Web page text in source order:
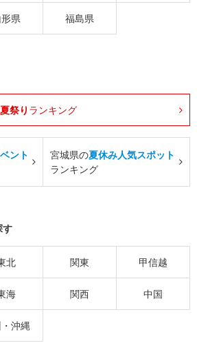
県 福島県
祭り ランキング
ント
宮城県の夏休み人気スポット
ランキング
す
北 関東 甲信越
海 関西 中国
沖縄